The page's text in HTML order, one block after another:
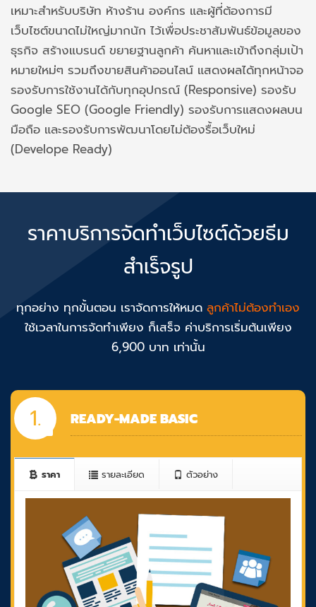
เหมาะสำหรับบริษัท ห้างร้าน องค์กร และผู้ที่ต้องการมี
เว็บไซต์ขนาดไม่ใหญ่มากนัก ไว้เพื่อประชาสัมพันธ์ข้อมูลของ
ธุรกิจ สร้างแบรนด์ ขยายฐานลูกค้า ค้นหาและเข้าถึงกลุ่มเป้า
หมายใหม่ๆ รวมถึงขายสินค้าออนไลน์ แสดงผลได้ทุกหน้าจอ
รองรับการใช้งานได้กับทุกอุปกรณ์ (Responsive) รองรับ
Google SEO (Google Friendly) รองรับการแสดงผลบน
มือถือ และรองรับการพัฒนาโดยไม่ต้องรื้อเว็บใหม่
(Develope Ready)
ราคาบริการจัดทำเว็บไซต์ด้วยธีม
สำเร็จรูป
ทุกอย่าง ทุกขั้นตอน เราจัดการให้หมด ลูกค้าไม่ต้องทำเอง
ใช้เวลาในการจัดทำเพียง ก็เสร็จ ค่าบริการเริ่มต้นเพียง
6,900 บาท เท่านั้น
1. READY-MADE BASIC
ราคา รายละเอียด ตัวอย่าง